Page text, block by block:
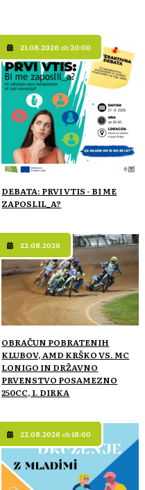
21.08.2026 ob20:00
DEBATA: PRVI VTIS - BI ME
ZAPOSLIL_A?
22.08.2026
OBRAČUN POBRATENIH
KLUBOV, AMD KRŠKO VS. MC
LONIGO IN DRŽAVNO
PRVENSTVO POSAMEZNO
250CC, 1. DIRKA
22.08.2026 ob18:00